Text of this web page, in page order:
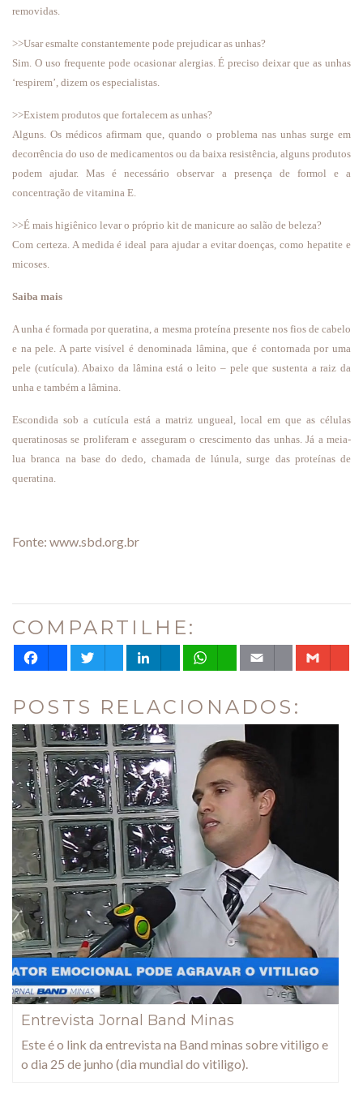
removidas.
>>Usar esmalte constantemente pode prejudicar as unhas?
Sim. O uso frequente pode ocasionar alergias. É preciso deixar que as unhas
‘respirem’, dizem os especialistas.
>>Existem produtos que fortalecem as unhas?
Alguns. Os médicos afirmam que, quando o problema nas unhas surge em
decorrência do uso de medicamentos ou da baixa resistência, alguns produtos
podem ajudar. Mas é necessário observar a presença de formol e a
concentração de vitamina E.
>>É mais higiênico levar o próprio kit de manicure ao salão de beleza?
Com certeza. A medida é ideal para ajudar a evitar doenças, como hepatite e
micoses.
Saiba mais
A unha é formada por queratina, a mesma proteína presente nos fios de cabelo
e na pele. A parte visível é denominada lâmina, que é contornada por uma
pele (cutícula). Abaixo da lâmina está o leito – pele que sustenta a raiz da
unha e também a lâmina.
Escondida sob a cutícula está a matriz ungueal, local em que as células
queratinosas se proliferam e asseguram o crescimento das unhas. Já a meia-
lua branca na base do dedo, chamada de lúnula, surge das proteínas de
queratina.
Fonte: www.sbd.org.br
COMPARTILHE:
Facebook Twitter LinkedIn WhatsAppEmail
POSTS RELACIONADOS:
Entrevista Jornal Band Minas
Este é o link da entrevista na Band minas sobre vitiligo e
o dia 25 de junho (dia mundial do vitiligo).